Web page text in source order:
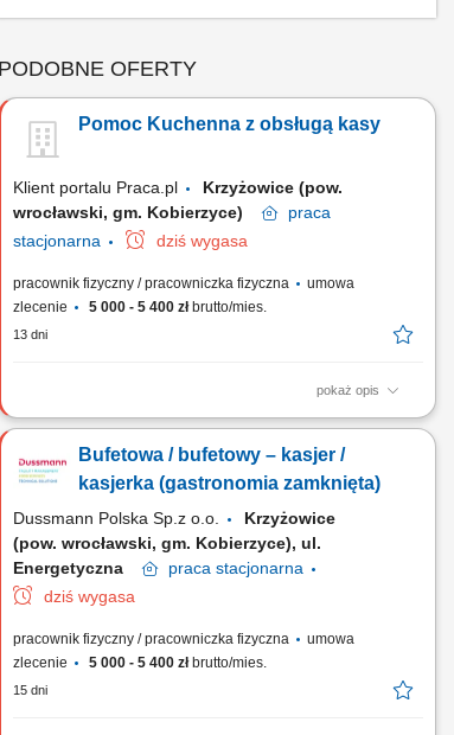
PODOBNE OFERTY
Pomoc Kuchenna z obsługą kasy
Klient portalu Praca.pl
Krzyżowice (pow.
wrocławski, gm. Kobierzyce)
praca
stacjonarna
dziś wygasa
pracownik fizyczny / pracowniczka fizyczna
umowa
zlecenie
5 000 - 5 400 złbrutto/mies.
13 dni
pokaż opis
Sprawna i uprzejma obsługa gości, w tym bezpośrednie
Ewidencjonowanie sprzedaży oraz realizowanie płatności przy
użyciu kasy fiskalnej i terminala płatniczego. Przygotowywanie
surówki,...
Bufetowa / bufetowy – kasjer /
kasjerka (gastronomia zamknięta)
Dussmann Polska Sp.z o.o.
Krzyżowice
(pow. wrocławski, gm. Kobierzyce), ul.
Energetyczna
praca stacjonarna
dziś wygasa
pracownik fizyczny / pracowniczka fizyczna
umowa
zlecenie
5 000 - 5 400 złbrutto/mies.
15 dni